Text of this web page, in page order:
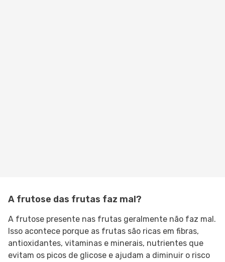
A frutose das frutas faz mal?
A frutose presente nas frutas geralmente não faz mal.
Isso acontece porque as frutas são ricas em fibras,
antioxidantes, vitaminas e minerais, nutrientes que
evitam os picos de glicose e ajudam a diminuir o risco